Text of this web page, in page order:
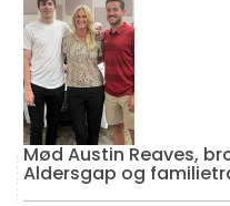
Mød Austin Reaves,
Aldersgap og